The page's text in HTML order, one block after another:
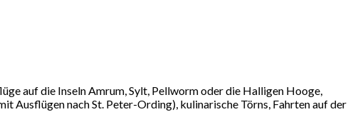
auf die Inseln Amrum, Sylt, Pellworm oder die Halligen Hooge,
Ausflügen nach St. Peter-Ording), kulinarische Törns, Fahrten auf der